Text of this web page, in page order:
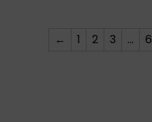
← 1 2 3 … 6